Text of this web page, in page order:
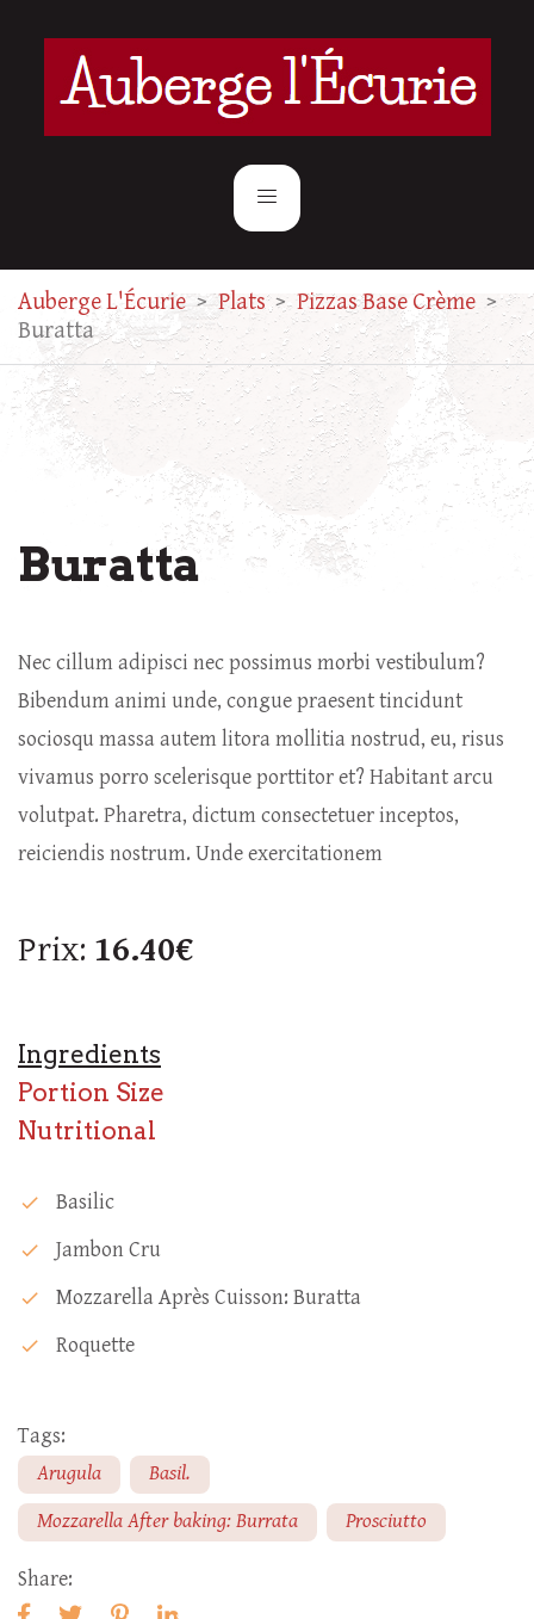
Auberge L'Écurie > Plats > Pizzas Base Crème >
Buratta
Buratta
Nec cillum adipisci nec possimus morbi vestibulum?
Bibendum animi unde, congue praesent tincidunt
sociosqu massa autem litora mollitia nostrud, eu, risus
vivamus porro scelerisque porttitor et? Habitant arcu
volutpat. Pharetra, dictum consectetuer inceptos,
reiciendis nostrum. Unde exercitationem
Prix: 16.40€
Ingredients
Portion Size
Nutritional
check Basilic
check Jambon Cru
check Mozzarella Après Cuisson: Buratta
check Roquette
Tags:
Arugula
Basil.
Mozzarella After baking: Burrata
Prosciutto
Share: